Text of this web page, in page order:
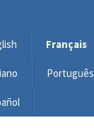
Français
Português